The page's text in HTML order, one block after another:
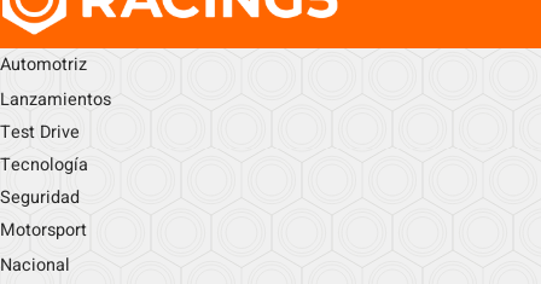
Automotriz
Lanzamientos
Test Drive
Tecnología
Seguridad
Motorsport
Nacional